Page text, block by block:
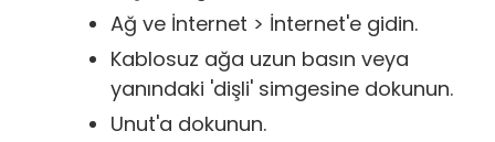
Ağ ve İnternet > İnternet'e gidin.
Kablosuz ağa uzun basın veya
yanındaki 'dişli' simgesine dokunun.
Unut'a dokunun.